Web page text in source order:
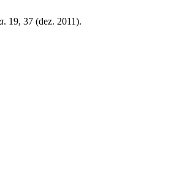
. 19, 37 (dez. 2011).